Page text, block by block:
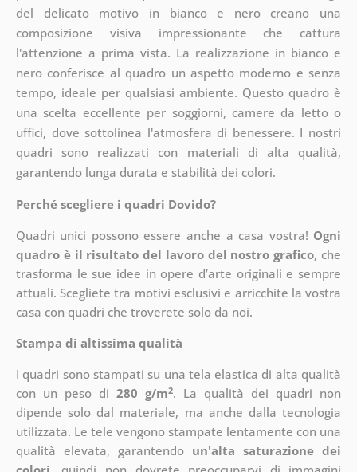
del delicato motivo in bianco e nero creano una
composizione visiva impressionante che cattura
l'attenzione a prima vista. La realizzazione in bianco e
nero conferisce al quadro un aspetto moderno e senza
tempo, ideale per qualsiasi ambiente. Questo quadro è
una scelta eccellente per soggiorni, camere da letto o
uffici, dove sottolinea l'atmosfera di benessere. I nostri
quadri sono realizzati con materiali di alta qualità,
garantendo lunga durata e stabilità dei colori.
Perché scegliere i quadri Dovido?
Quadri unici possono essere anche a casa vostra! Ogni
quadro è il risultato del lavoro del nostro grafico, che
trasforma le sue idee in opere d’arte originali e sempre
attuali. Scegliete tra motivi esclusivi e arricchite la vostra
casa con quadri che troverete solo da noi.
Stampa di altissima qualità
I quadri sono stampati su una tela elastica di alta qualità
con un peso di 280 g/m2. La qualità dei quadri non
dipende solo dal materiale, ma anche dalla tecnologia
utilizzata. Le tele vengono stampate lentamente con una
qualità elevata, garantendo un'alta saturazione dei